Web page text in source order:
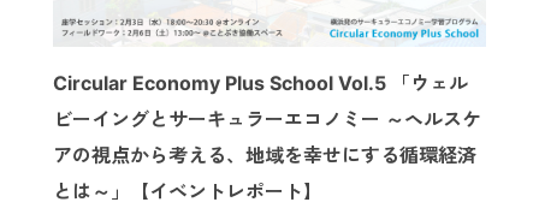
Circular Economy Plus School Vol.5 「ウェル
ビーイングとサーキュラーエコノミー ～ヘルスケ
アの視点から考える、地域を幸せにする循環経済
とは～」【イベントレポート】